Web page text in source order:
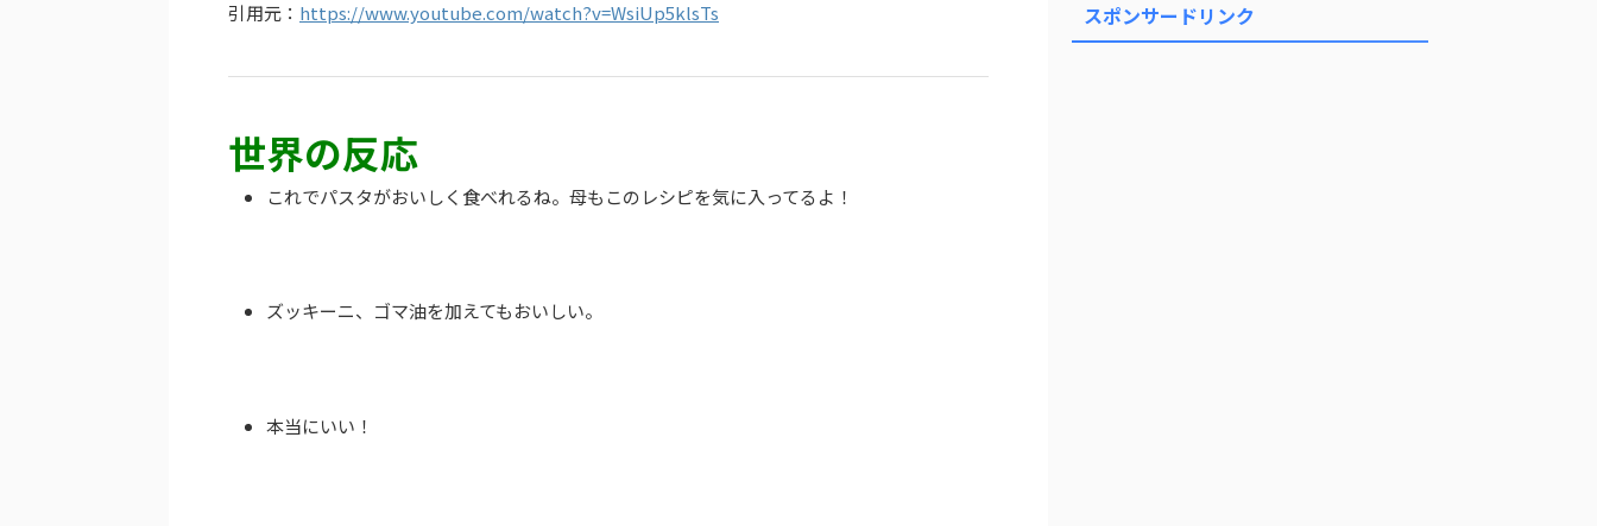
引用元： https://www.youtube.com/watch?v=WsiUp5klsTs
世界の反応
これでパスタがおいしく食べれるね。母もこのレシピを気に入ってるよ！
ズッキーニ、ゴマ油を加えてもおいしい。
本当にいい！
スポンサードリンク